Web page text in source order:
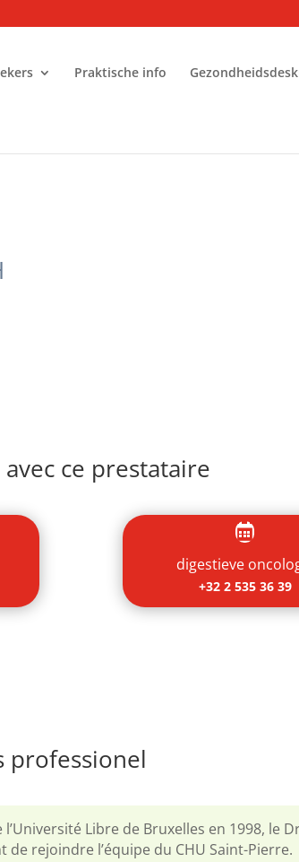
Praktische info
ce prestataire

digestieve
+32 2 535 36 39
professionel
Libre de Bruxelles en 1998, le
de rejoindre l’équipe du CHU Saint-Pierre.